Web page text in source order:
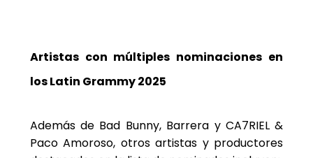
Artistas con múltiples nominaciones en
los Latin Grammy 2025
Además de Bad Bunny, Barrera y CA7RIEL &
Paco Amoroso, otros artistas y productores